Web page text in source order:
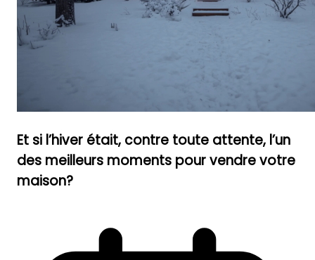
Et si l’hiver était, contre toute attente, l’un
des meilleurs moments pour vendre votre
maison?